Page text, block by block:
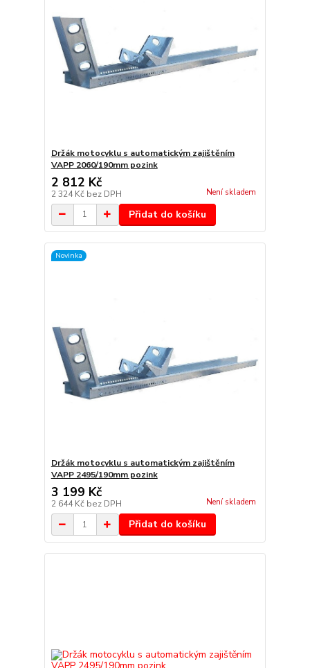
Držák motocyklu s automatickým zajištěním
VAPP 2060/190mm pozink
2 812 Kč
2 324 Kč bez DPH Není skladem
Přidat do košíku
Novinka
Držák motocyklu s automatickým zajištěním
VAPP 2495/190mm pozink
3 199 Kč
2 644 Kč bez DPH Není skladem
Přidat do košíku